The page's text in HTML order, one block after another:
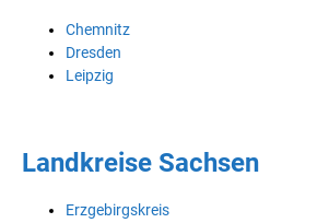
Chemnitz
Dresden
Leipzig
Landkreise Sachsen
Erzgebirgskreis